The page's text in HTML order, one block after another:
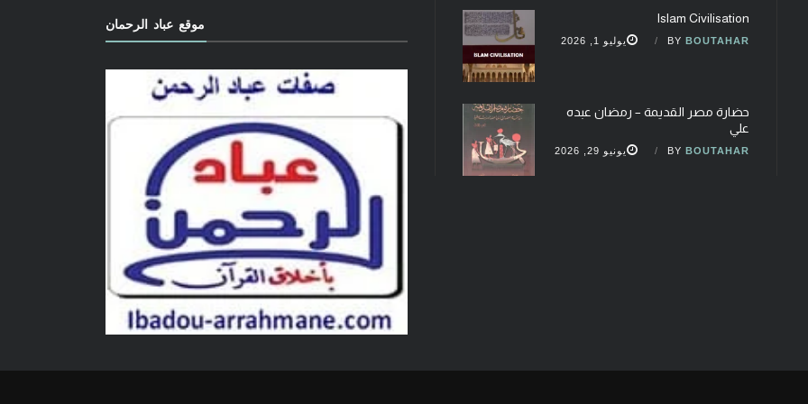
موقع عباد الرحمان Islam Civilisation
BY BOUTAHAR يوليو 1, 2026
حضارة مصر القديمة – رمضان عبده
علي
BY BOUTAHAR يونيو 29, 2026